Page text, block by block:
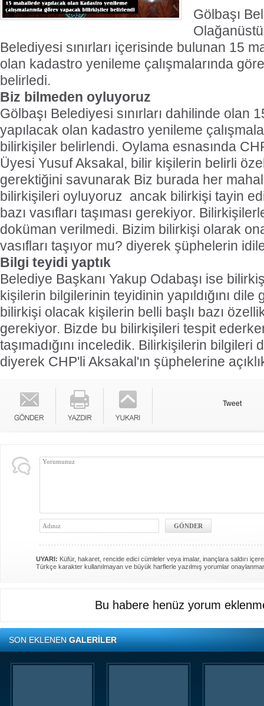
Gölbaşı
Belediyesi sınırları içerisinde bulunan 15
olan kadastro yenileme çalışmalarında
belirledi.
Biz bilmeden oyluyoruz
Gölbaşı Belediyesi sınırları dahilinde olan
yapılacak olan kadastro yenileme
bilirkişiler belirlendi. Oylama esnasında
Üyesi Yusuf Aksakal, bilir kişilerin belirli
gerektiğini savunarak Biz burada her
bilirkişileri oyluyoruz ancak bilirkişi tayin
bazı vasıfları taşıması gerekiyor.
doküman verilmedi. Bizim bilirkişi olarak
vasıfları taşıyor mu? diyerek şüphelerin
Bilgi teyidi yaptık
Belediye Başkanı Yakup Odabaşı ise
kişilerin bilgilerinin teyidinin yapıldığını dile
bilirkişi olacak kişilerin belli başlı bazı
gerekiyor. Bizde bu bilirkişileri tespit
taşımadığını inceledik. Bilirkişilerin bilgileri
diyerek CHP'li Aksakal'ın şüphelerine
Tweet
UYARI: Küfür, hakaret, rencide edici cümleler veya imalar, inançlara saldırı
Türkçe karakter kullanılmayan ve büyük harflerle yazılmış yorumlar
Bu habere henüz yorum
SON EKLENENGALERİLER